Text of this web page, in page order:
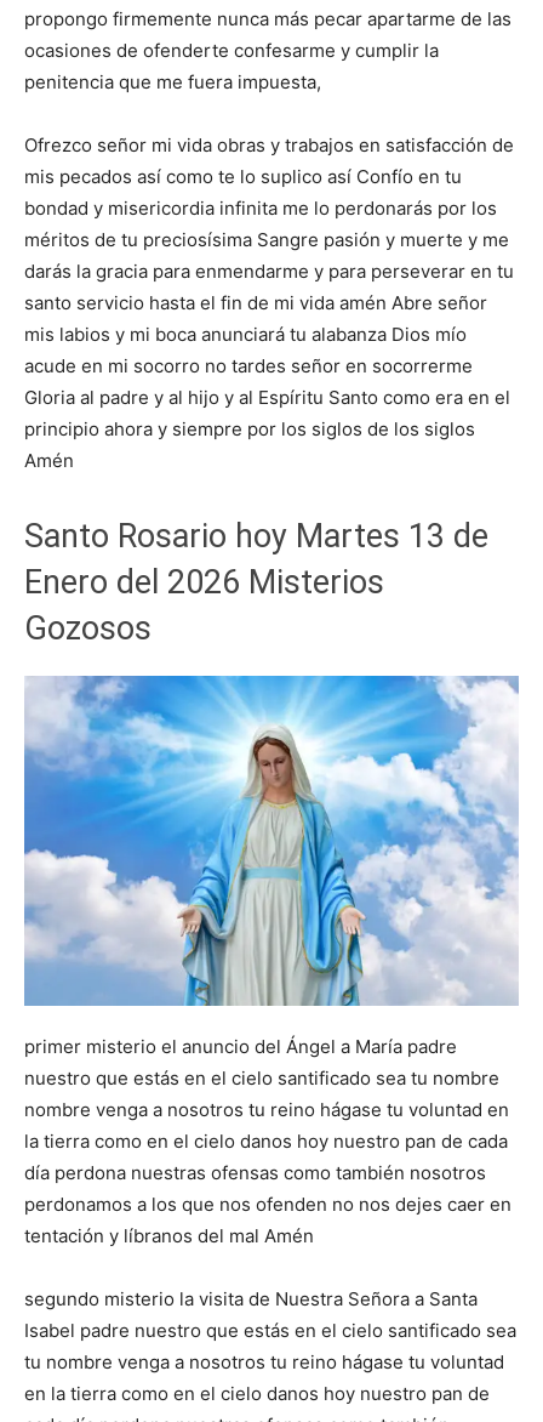
propongo firmemente nunca más pecar apartarme de las
ocasiones de ofenderte confesarme y cumplir la
penitencia que me fuera impuesta,
Ofrezco señor mi vida obras y trabajos en satisfacción de
mis pecados así como te lo suplico así Confío en tu
bondad y misericordia infinita me lo perdonarás por los
méritos de tu preciosísima Sangre pasión y muerte y me
darás la gracia para enmendarme y para perseverar en tu
santo servicio hasta el fin de mi vida amén Abre señor
mis labios y mi boca anunciará tu alabanza Dios mío
acude en mi socorro no tardes señor en socorrerme
Gloria al padre y al hijo y al Espíritu Santo como era en el
principio ahora y siempre por los siglos de los siglos
Amén
Santo Rosario hoy Martes 13 de
Enero del 2026 Misterios
Gozosos
primer misterio el anuncio del Ángel a María padre
nuestro que estás en el cielo santificado sea tu nombre
nombre venga a nosotros tu reino hágase tu voluntad en
la tierra como en el cielo danos hoy nuestro pan de cada
día perdona nuestras ofensas como también nosotros
perdonamos a los que nos ofenden no nos dejes caer en
tentación y líbranos del mal Amén
segundo misterio la visita de Nuestra Señora a Santa
Isabel padre nuestro que estás en el cielo santificado sea
tu nombre venga a nosotros tu reino hágase tu voluntad
en la tierra como en el cielo danos hoy nuestro pan de